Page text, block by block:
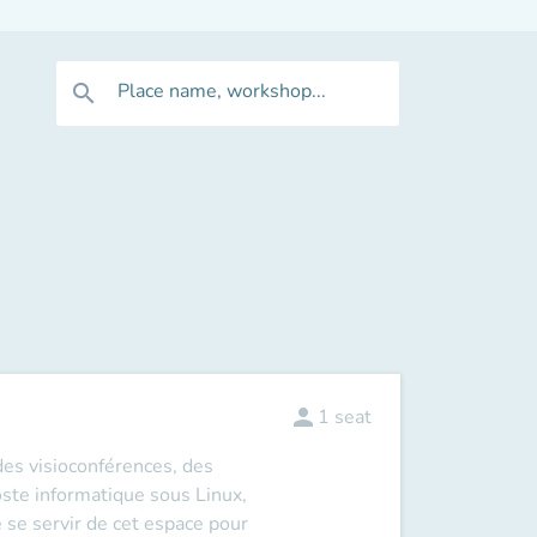
search Place name, workshop...
visioconférences, des
informatique sous Linux,
servir de cet espace pour
person 1 seat